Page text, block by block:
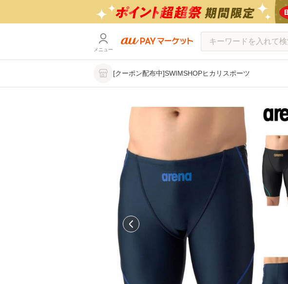
メニュー
[クーポン配布中]SWIMSHOPヒカリスポーツ